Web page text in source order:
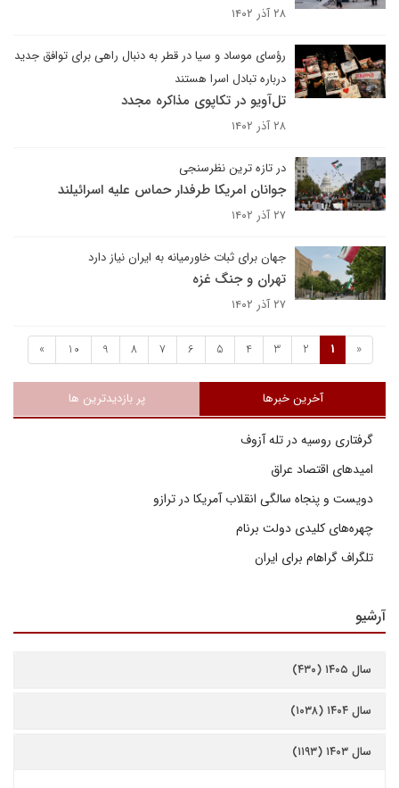
۲۸ آذر ۱۴۰۲
رؤسای موساد و سیا در قطر به دنبال راهی برای توافق جدید
درباره تبادل اسرا هستند
تل‌آویو در تکاپوی مذاکره مجدد
۲۸ آذر ۱۴۰۲
در تازه ترین نظرسنجی
جوانان امریکا طرفدار حماس علیه اسرائیلند
۲۷ آذر ۱۴۰۲
جهان برای ثبات خاورمیانه به ایران نیاز دارد
تهران و جنگ غزه
۲۷ آذر ۱۴۰۲
«
1
2
3
4
5
6
7
8
9
10
»
آخرین خبرها پر بازدیدترین ها
گرفتاری روسیه در تله آزوف
امیدهای اقتصاد عراق
دویست و پنجاه سالگی انقلاب آمریکا در ترازو
چهره‌های کلیدی دولت برنام
تلگراف گراهام برای ایران
آرشیو
سال ۱۴۰۵ (۴۳۰)
سال ۱۴۰۴ (۱۰۳۸)
سال ۱۴۰۳ (۱۱۹۳)